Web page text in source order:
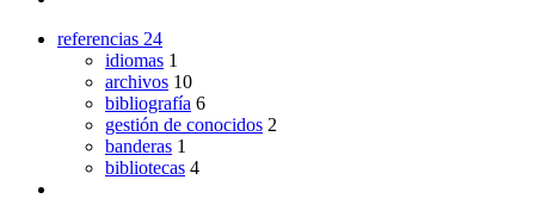
referencias 24
idiomas 1
archivos 10
bibliografía 6
gestión de conocidos 2
banderas 1
bibliotecas 4